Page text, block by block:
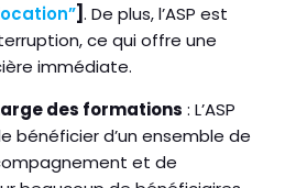
]. De plus, l’ASP est
ce qui offre une
immédiate.
des formations : L’ASP
bénéficier d’un ensemble de
et de